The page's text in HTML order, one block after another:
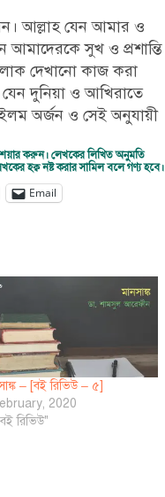
আল্লাহ যেন আমার ও
সুখ ও প্রশান্তি
দেখানো কাজ করা
দুনিয়া ও আখিরাতে
অর্জন ও সেই অনুযায়ী
করুন। লেখকের লিখিত অনুমতি
হক্ব নষ্ট করার সামিল বলে গণ্য হবে।
Email
– [বই রিভিউ – ৫]
2020
রিভিউ"